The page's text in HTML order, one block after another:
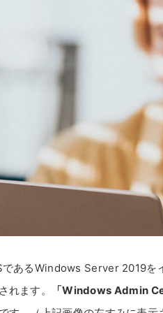
あるWindows Server 2019を
れます。
「Windows Admin